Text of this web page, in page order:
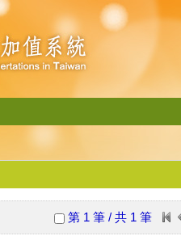
第 1 筆 / 共 1 筆